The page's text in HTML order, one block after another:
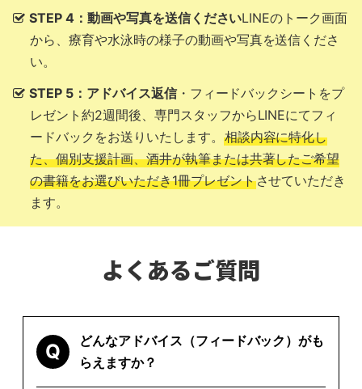
STEP 4：動画や写真を送信くださいLINEのトーク画面
から、療育や水泳時の様子の動画や写真を送信くださ
い。
STEP 5：アドバイス返信・フィードバックシートをプ
レゼント 約2週間後、専門スタッフからLINEにてフィ
ードバックをお送りいたします。 相談内容に特化し
た、個別支援計画、酒井が執筆または共著したご希望
の書籍をお選びいただき1冊プレゼントさせていただき
ます。
よくあるご質問
Q
どんなアドバイス（フィードバック）がも
らえますか？